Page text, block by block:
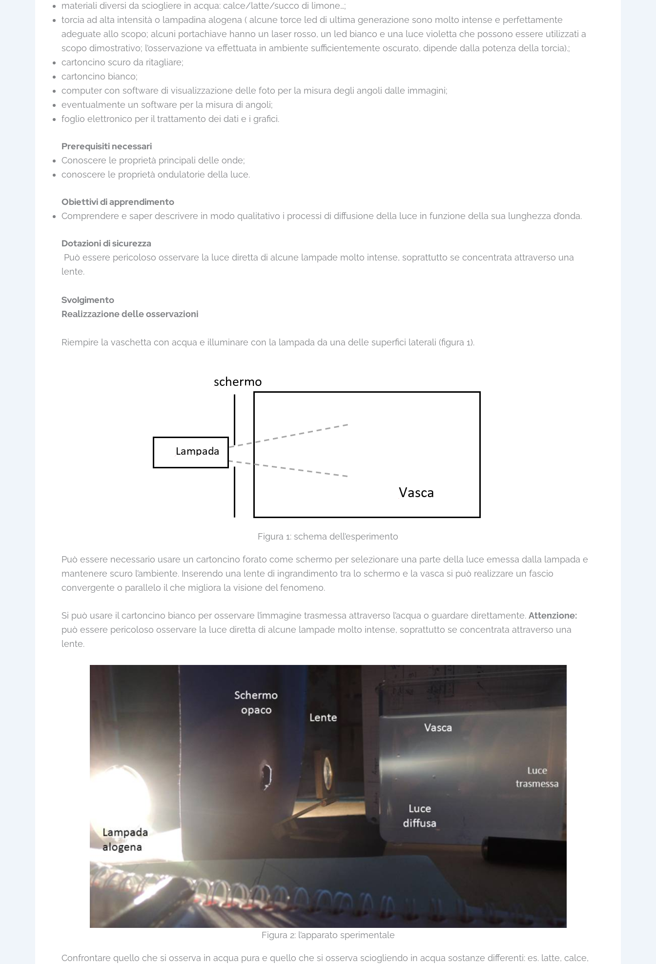
materiali diversi da sciogliere in acqua: calce/latte/succo di limone…;
torcia ad alta intensità o lampadina alogena ( alcune torce led di ultima generazione sono molto intense e perfettamente
adeguate allo scopo; alcuni portachiave hanno un laser rosso, un led bianco e una luce violetta che possono essere utilizzati a
scopo dimostrativo; l’osservazione va effettuata in ambiente sufficientemente oscurato, dipende dalla potenza della torcia).;
cartoncino scuro da ritagliare;
cartoncino bianco;
computer con software di visualizzazione delle foto per la misura degli angoli dalle immagini;
eventualmente un software per la misura di angoli;
foglio elettronico per il trattamento dei dati e i grafici.
Prerequisiti necessari
Conoscere le proprietà principali delle onde;
conoscere le proprietà ondulatorie della luce.
Obiettivi di apprendimento
Comprendere e saper descrivere in modo qualitativo i processi di diffusione della luce in funzione della sua lunghezza d’onda.
Dotazioni di sicurezza
Può essere pericoloso osservare la luce diretta di alcune lampade molto intense, soprattutto se concentrata attraverso una
lente.
Svolgimento
Realizzazione delle osservazioni
Riempire la vaschetta con acqua e illuminare con la lampada da una delle superfici laterali (figura 1).
Figura 1: schema dell’esperimento
Può essere necessario usare un cartoncino forato come schermo per selezionare una parte della luce emessa dalla lampada e
mantenere scuro l’ambiente. Inserendo una lente di ingrandimento tra lo schermo e la vasca si può realizzare un fascio
convergente o parallelo il che migliora la visione del fenomeno.
Si può usare il cartoncino bianco per osservare l’immagine trasmessa attraverso l’acqua o guardare direttamente. Attenzione:
può essere pericoloso osservare la luce diretta di alcune lampade molto intense, soprattutto se concentrata attraverso una
lente.
Figura 2: l’apparato sperimentale
Confrontare quello che si osserva in acqua pura e quello che si osserva sciogliendo in acqua sostanze differenti: es. latte, calce,